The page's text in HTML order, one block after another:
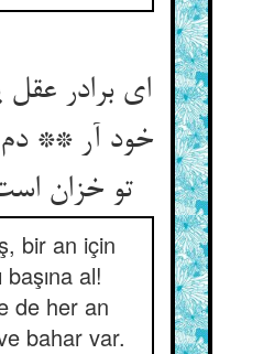
ای برادر
خود آر ** دم
تو خزان
bir an için
başına al!
de her an
bahar var.